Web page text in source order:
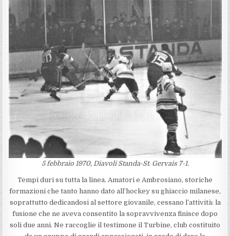
5 febbraio 1970, Diavoli Standa-St. Gervais 7-1.
Tempi duri su tutta la linea. Amatori e Ambrosiano, storiche
formazioni che tanto hanno dato all’hockey su ghiaccio milanese,
soprattutto dedicandosi al settore giovanile, cessano l’attività: la
fusione che ne aveva consentito la sopravvivenza finisce dopo
soli due anni. Ne raccoglie il testimone il Turbine, club costituito